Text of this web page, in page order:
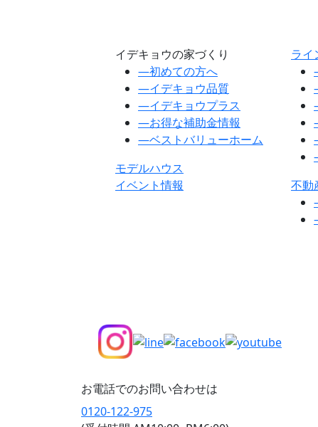
イデキョウの家づくり
―初めての方へ
―イデキョウ品質
―イデキョウプラス
―お得な補助金情報
―ベストバリューホーム
モデルハウス
イベント情報
ライ
不動
お電話でのお問い合わせは
0120-122-975